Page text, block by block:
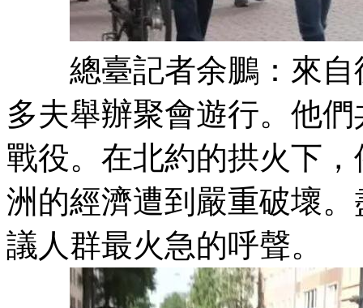
總臺記者余鵬：來自
多夫舉辦聚會遊行。他
戰役。在北約的拱火下
洲的經濟遭到嚴重破壞
議人群最火急的呼聲。